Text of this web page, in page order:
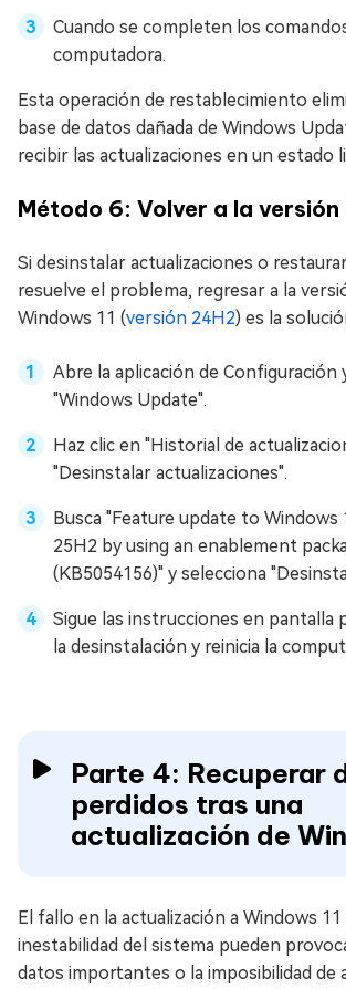
Cuando se completen los
computadora.
Esta operación de restablecimiento
base de datos dañada de Windows
recibir las actualizaciones en un estado
Método 6: Volver a la versión
Si desinstalar actualizaciones o
resuelve el problema, regresar a la
Windows 11 (versión 24H2) es la
Abre la aplicación de Configuración
"Windows Update".
Haz clic en "Historial de
"Desinstalar actualizaciones".
Busca "Feature update to Windows
25H2 by using an enablement
(KB5054156)" y selecciona
Sigue las instrucciones en pantalla
la desinstalación y reinicia la
Parte 4: Recuperar
perdidos tras una
actualización de
El fallo en la actualización a Windows
inestabilidad del sistema pueden
datos importantes o la imposibilidad de